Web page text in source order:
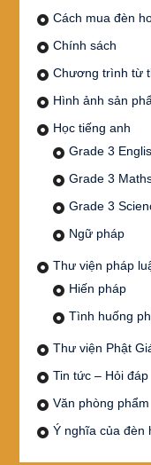
Cách mua đèn
Chính sách
Chương trình từ
Hình ảnh sản
Học tiếng anh
Grade 3
Grade 3
Grade 3
Ngữ pháp
Thư viện pháp
Hiến pháp
Tình huống
Thư viện Phật
Tin tức – Hỏi đáp
Văn phòng phẩm
Ý nghĩa của đèn